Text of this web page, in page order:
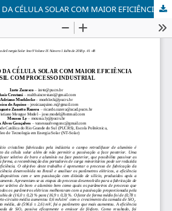
DESENVOLVIMENTO DA CÉLULA SOLAR COM MAIOR EFICIÊNCIA NO BRASIL COM PROCESSO INDUSTRIAL